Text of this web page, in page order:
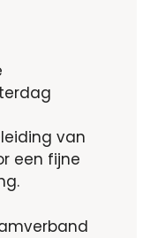
van
een fijne